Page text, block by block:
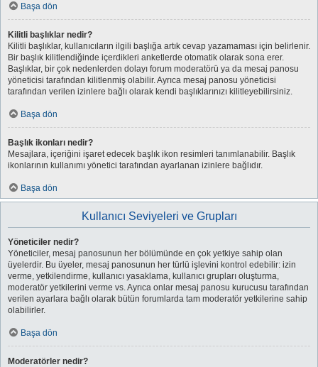
Başa dön
Kilitli başlıklar nedir?
Kilitli başlıklar, kullanıcıların ilgili başlığa artık cevap yazamaması için belirlenir.
Bir başlık kilitlendiğinde içerdikleri anketlerde otomatik olarak sona erer.
Başlıklar, bir çok nedenlerden dolayı forum moderatörü ya da mesaj panosu
yöneticisi tarafından kilitlenmiş olabilir. Ayrıca mesaj panosu yöneticisi
tarafından verilen izinlere bağlı olarak kendi başlıklarınızı kilitleyebilirsiniz.
Başa dön
Başlık ikonları nedir?
Mesajlara, içeriğini işaret edecek başlık ikon resimleri tanımlanabilir. Başlık
ikonlarının kullanımı yönetici tarafından ayarlanan izinlere bağlıdır.
Başa dön
Kullanıcı Seviyeleri ve Grupları
Yöneticiler nedir?
Yöneticiler, mesaj panosunun her bölümünde en çok yetkiye sahip olan
üyelerdir. Bu üyeler, mesaj panosunun her türlü işlevini kontrol edebilir: izin
verme, yetkilendirme, kullanıcı yasaklama, kullanıcı grupları oluşturma,
moderatör yetkilerini verme vs. Ayrıca onlar mesaj panosu kurucusu tarafından
verilen ayarlara bağlı olarak bütün forumlarda tam moderatör yetkilerine sahip
olabilirler.
Başa dön
Moderatörler nedir?